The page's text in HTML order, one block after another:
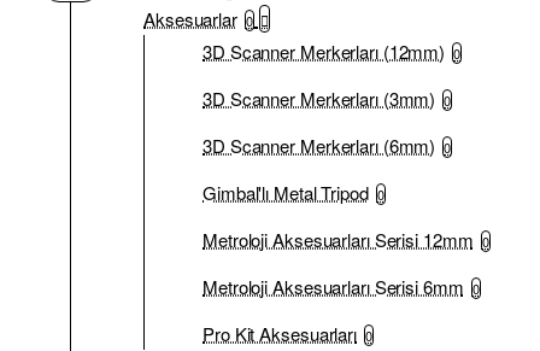
Aksesuarlar 0
3D Scanner Merkerları (12mm) 0
3D Scanner Merkerları (3mm) 0
3D Scanner Merkerları (6mm) 0
Gimbal'lı Metal Tripod 0
Metroloji Aksesuarları Serisi 12mm 0
Metroloji Aksesuarları Serisi 6mm 0
Pro Kit Aksesuarları 0